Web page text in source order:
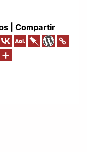
| Compartir